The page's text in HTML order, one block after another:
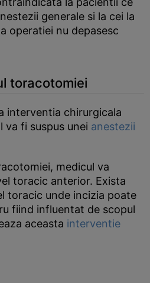
generale si la cei la
operatiei nu depasesc
toracotomiei
interventia chirurgicala
va fi suspus unei anestezii
medicul va
toracic anterior. Exista
toracic unde incizia poate
fiind influentat de scopul
aceasta interventie